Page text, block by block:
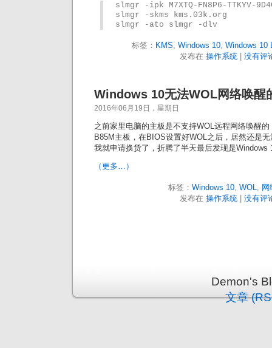
slmgr -ipk M7XTQ-FN8P6-TTKYV-
slmgr -skms kms.03k.org
slmgr -ato slmgr -dlv
标签： KMS, Windows 10, Windows 10
发布在 操作系统| 没有评
Windows 10无法WOL网络唤醒
2016年06月19日，星期日
之前家里电脑的主板是不支持WOL远程网络唤醒
B85M主板，在BIOS设置好WOL之后，居然还是
我就申请换货了，折腾了半天最后发现是Windows
（更多…）
标签： Windows 10, WOL, 网
发布在 操作系统| 没有评
Demon's
文章